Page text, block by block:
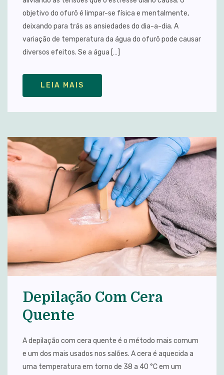
objetivo do ofurô é limpar-se física e mentalmente,
deixando para trás as ansiedades do dia-a-dia. A
variação de temperatura da água do ofurô pode causar
diversos efeitos. Se a água […]
LEIA MAIS
Depilação Com Cera
Quente
A depilação com cera quente é o método mais comum
e um dos mais usados nos salões. A cera é aquecida a
uma temperatura em torno de 38 a 40 °C em um